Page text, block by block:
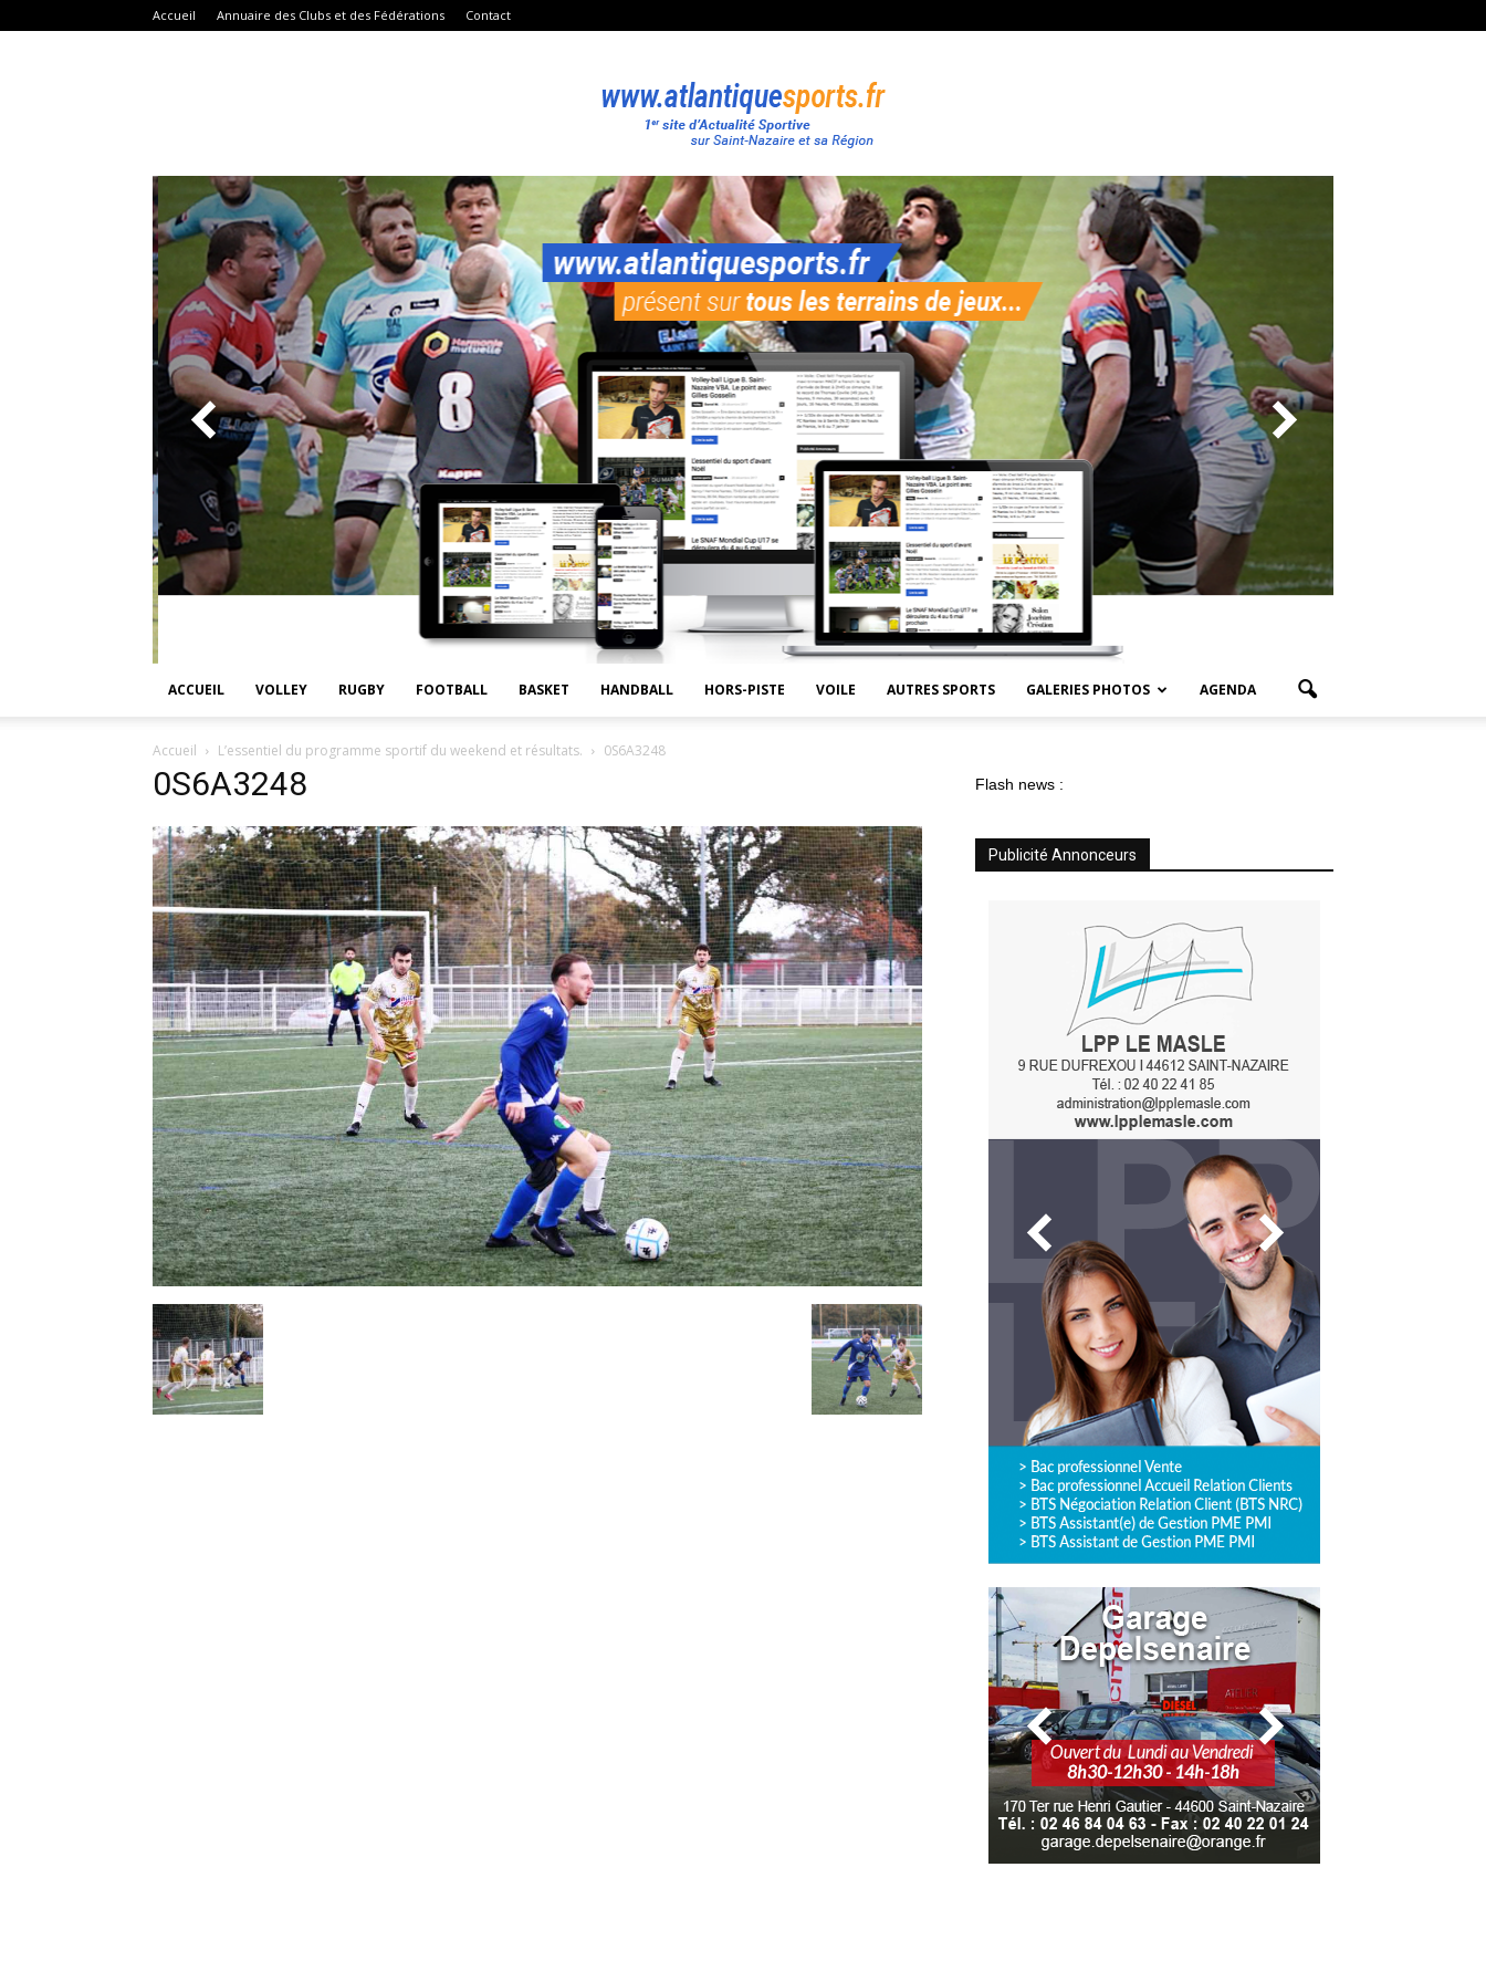
Accueil Annuaire des Clubs et des Fédérations Contact
Atlantique
Sport
ACCUEIL VOLLEY RUGBY FOOTBALL BASKET HANDBALL HORS-PISTE VOILE AUTRES SPORTS GALERIES PHOTOS AGENDA
Accueil L’essentiel du programme sportif du weekend et résultats. 0S6A3248
0S6A3248 Flash news :
Publicité Annonceurs